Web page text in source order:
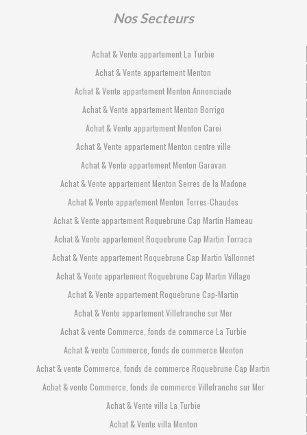
Nos Secteurs
Achat & Vente appartement La Turbie
Achat & Vente appartement Menton
Achat & Vente appartement Menton Annonciade
Achat & Vente appartement Menton Borrigo
Achat & Vente appartement Menton Carei
Achat & Vente appartement Menton centre ville
Achat & Vente appartement Menton Garavan
Achat & Vente appartement Menton Serres de la Madone
Achat & Vente appartement Menton Terres-Chaudes
Achat & Vente appartement Roquebrune Cap Martin Hameau
Achat & Vente appartement Roquebrune Cap Martin Torraca
Achat & Vente appartement Roquebrune Cap Martin Vallonnet
Achat & Vente appartement Roquebrune Cap Martin Village
Achat & Vente appartement Roquebrune Cap-Martin
Achat & Vente appartement Villefranche sur Mer
Achat & vente Commerce, fonds de commerce La Turbie
Achat & vente Commerce, fonds de commerce Menton
Achat & vente Commerce, fonds de commerce Roquebrune Cap Martin
Achat & vente Commerce, fonds de commerce Villefranche sur Mer
Achat & Vente villa La Turbie
Achat & Vente villa Menton